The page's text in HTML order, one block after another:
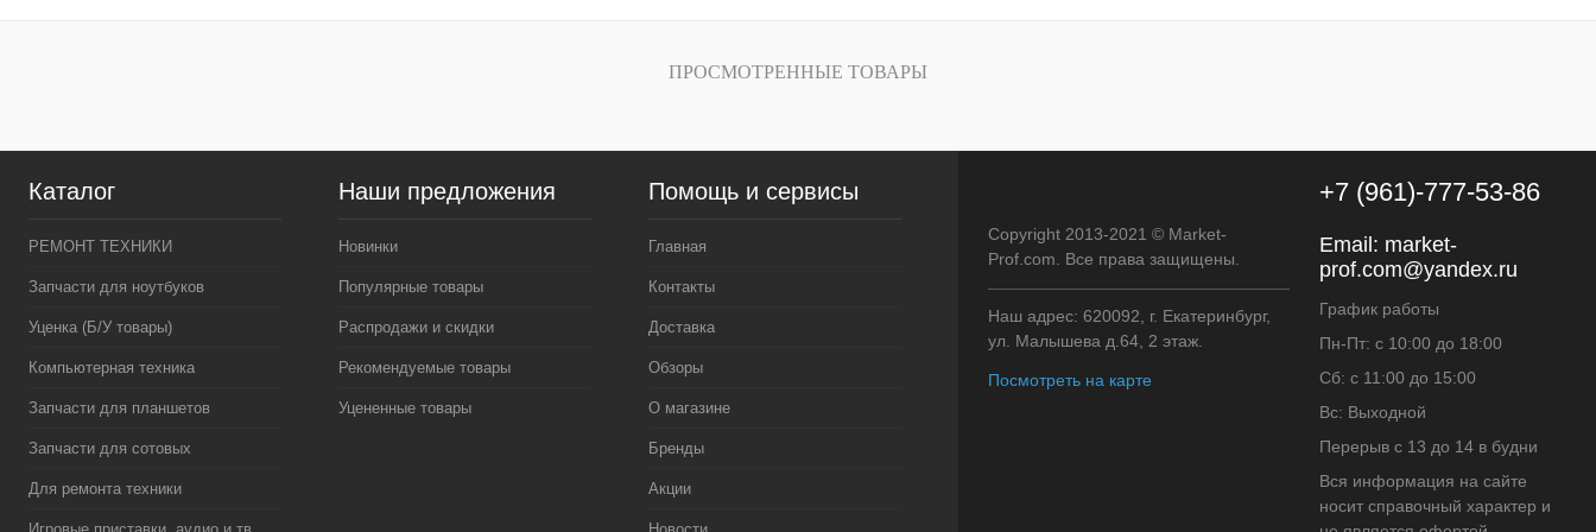
ПРОСМОТРЕННЫЕ ТОВАРЫ
Каталог
РЕМОНТ ТЕХНИКИ
Запчасти для ноутбуков
Уценка (Б/У товары)
Компьютерная техника
Запчасти для планшетов
Запчасти для сотовых
Для ремонта техники
Наши предложения
Новинки
Популярные товары
Распродажи и скидки
Рекомендуемые товары
Уцененные товары
Помощь и сервисы
Главная
Контакты
Доставка
Обзоры
О магазине
Бренды
Акции
Copyright 2013-2021 © Market-
Prof.com. Все права защищены.
Наш адрес: 620092, г. Екатеринбург,
ул. Малышева д.64, 2 этаж.
Посмотреть на карте
+7 (961)-777-53-86
Email: market-
prof.com@yandex.ru
График работы
Пн-Пт: с 10:00 до 18:00
Сб: с 11:00 до 15:00
Вс: Выходной
Перерыв с 13 до 14 в будни
Вся информация на сайте
носит справочный характер и